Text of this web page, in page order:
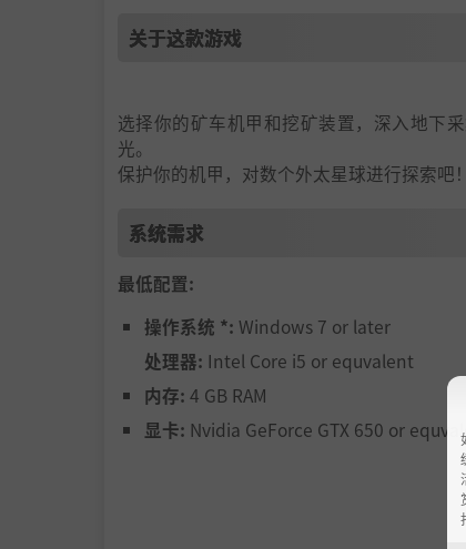
关于这款游戏
选择你的矿车机甲和挖矿装置，深入地下
光。
保护你的机甲，对数个外太星球进行探索吧！
系统需求
最低配置:
操作系统 *: Windows 7 or later
处理器: Intel Core i5 or equvalent
内存: 4 GB RAM
显卡: Nvidia GeForce GTX 650 or